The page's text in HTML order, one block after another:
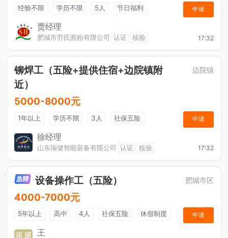
经验不限 学历不限 5人
节日福利
综合补贴
休假制度
申请
贾经理
肥城市乔氏面粉有限公司 认证 核验 17:32
铆焊工（五险+提供住宿+边院镇附
近）
边院镇
5000-8000元
1年以上 学历不限 3人
社保五险
节日福利
奖励计划
申请
徐经理
山东瑞健智能装备有限公司 认证 核验 17:32
设备操作工（五险） 肥城市区
4000-7000元
5年以上 高中 4人 社保五险
休假制度
加班补助
申请
王